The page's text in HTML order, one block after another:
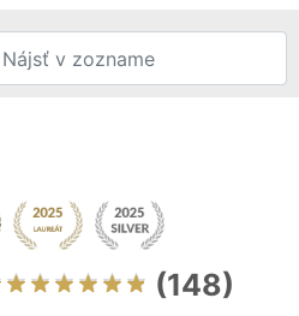
(148)